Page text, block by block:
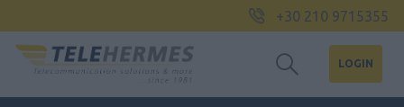
+30 210 9715355
LOGIN